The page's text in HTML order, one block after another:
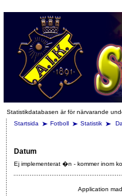
Statistikdatabasen är för närvarande
Startsida
Fotboll Statistik
Datum
Ej implementerat �n - kommer inom
Application